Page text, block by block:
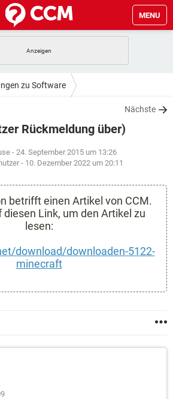
MENU
IOS
TIKTOK
HARDWARE
STREAMING
TIKTOK
STREAMING
IOS
HARDWARE
STREAMING
INSTAGRAM
TIKTOK
IOS
INSTAGRAM
TIKTOK
zu Software
Nächste
Rückmeldung über)
- 24. September 2015 um 13:26
- 10. Dezember 2022 um 20:11
betrifft einen Artikel von CCM.
diesen Link, um den Artikel zu
lesen:
download/downloaden-5122-
minecraft